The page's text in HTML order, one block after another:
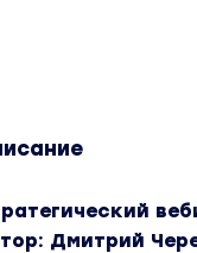
Дмитрий